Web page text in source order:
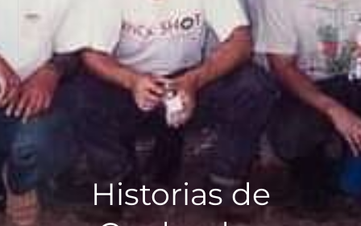
Historias de